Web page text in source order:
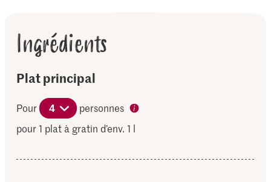
Ingrédients
Plat principal
Pour 4
personnes
pour 1 plat à gratin d’env. 1 l